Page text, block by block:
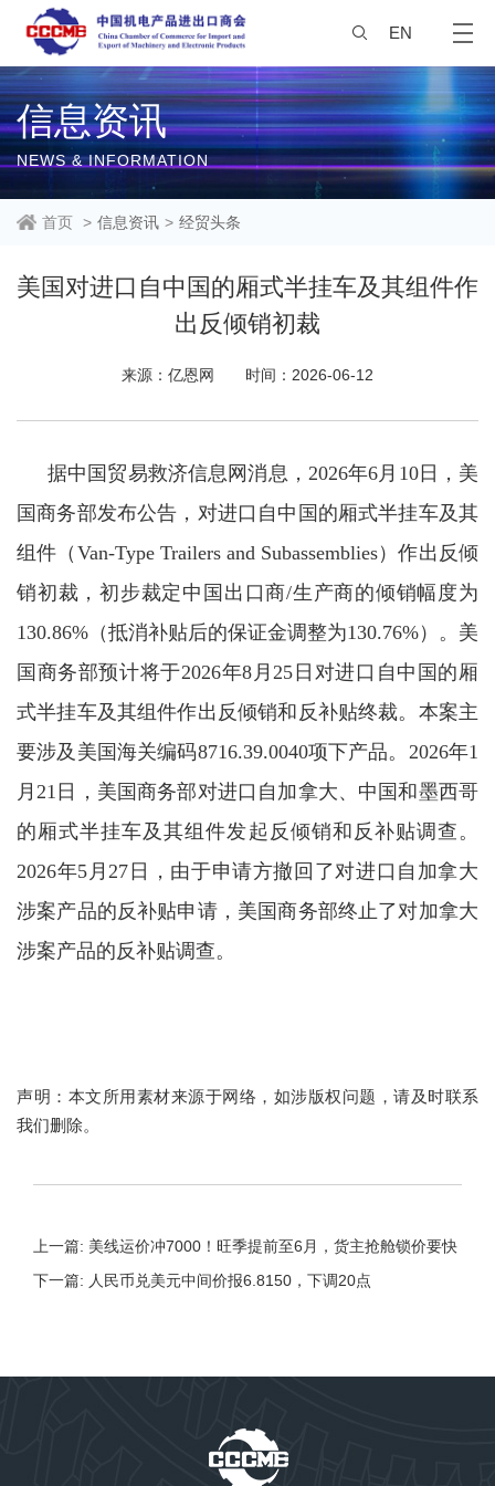
EN
信息资讯
NEWS & INFORMATION
首页 > 信息资讯 > 经贸头条
美国对进口自中国的厢式半挂车及其组件作
出反倾销初裁
来源：亿恩网 时间：2026-06-12
据中国贸易救济信息网消息，2026年6月10日，美
国商务部发布公告，对进口自中国的厢式半挂车及其
组件（Van-Type Trailers and Subassemblies）作出反倾
销初裁，初步裁定中国出口商/生产商的倾销幅度为
130.86%（抵消补贴后的保证金调整为130.76%）。美
国商务部预计将于2026年8月25日对进口自中国的厢
式半挂车及其组件作出反倾销和反补贴终裁。本案主
要涉及美国海关编码8716.39.0040项下产品。2026年1
月21日，美国商务部对进口自加拿大、中国和墨西哥
的厢式半挂车及其组件发起反倾销和反补贴调查。
2026年5月27日，由于申请方撤回了对进口自加拿大
涉案产品的反补贴申请，美国商务部终止了对加拿大
涉案产品的反补贴调查。
声明：本文所用素材来源于网络，如涉版权问题，请及时联系
我们删除。
上一篇: 美线运价冲7000！旺季提前至6月，货主抢舱锁价要快
下一篇: 人民币兑美元中间价报6.8150，下调20点